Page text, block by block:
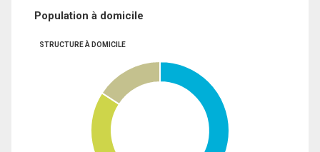
Population à domicile
STRUCTURE À DOMICILE